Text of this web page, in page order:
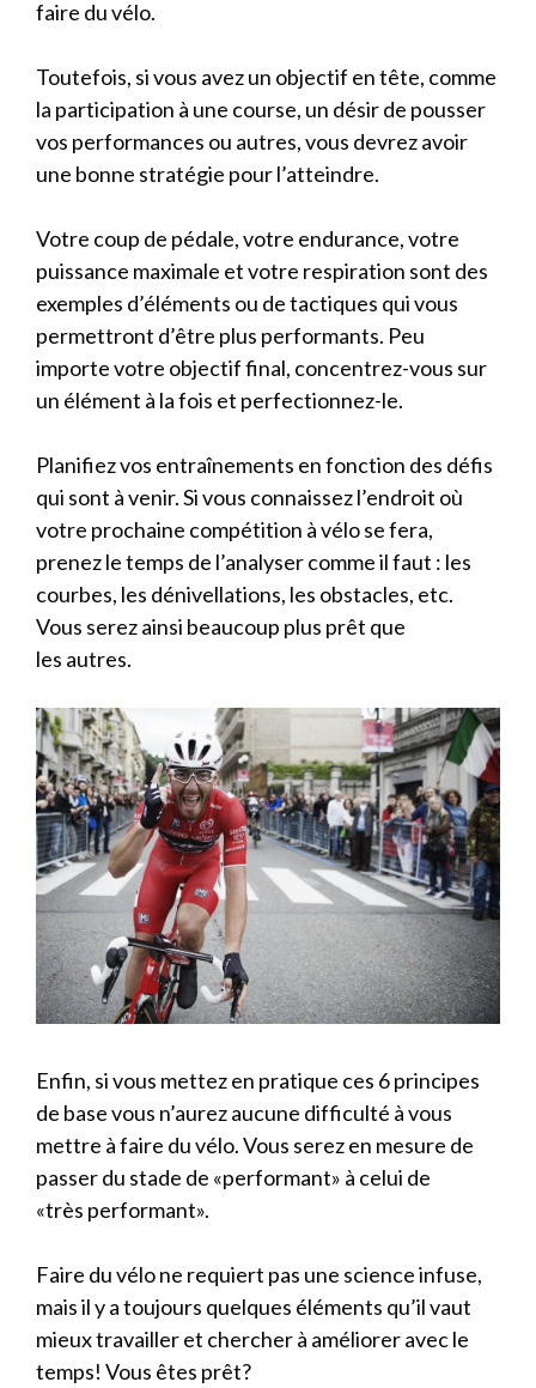
faire du vélo.
Toutefois, si vous avez un objectif en tête, comme
la participation à une course, un désir de pousser
vos performances ou autres, vous devrez avoir
une bonne stratégie pour l’atteindre.
Votre coup de pédale, votre endurance, votre
puissance maximale et votre respiration sont des
exemples d’éléments ou de tactiques qui vous
permettront d’être plus performants. Peu
importe votre objectif final, concentrez-vous sur
un élément à la fois et perfectionnez-le.
Planifiez vos entraînements en fonction des défis
qui sont à venir. Si vous connaissez l’endroit où
votre prochaine compétition à vélo se fera,
prenez le temps de l’analyser comme il faut : les
courbes, les dénivellations, les obstacles, etc.
Vous serez ainsi beaucoup plus prêt que
les autres.
Enfin, si vous mettez en pratique ces 6 principes
de base vous n’aurez aucune difficulté à vous
mettre à faire du vélo. Vous serez en mesure de
passer du stade de «performant» à celui de
«très performant».
Faire du vélo ne requiert pas une science infuse,
mais il y a toujours quelques éléments qu’il vaut
mieux travailler et chercher à améliorer avec le
temps! Vous êtes prêt?